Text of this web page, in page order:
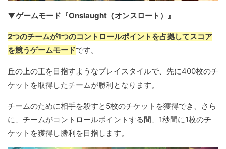
▼ゲームモード『Onslaught（オンスロート）』
2つのチームが1つのコントロールポイントを占拠してスコア
を競うゲームモードです。
丘の上の王を目指すようなプレイスタイルで、先に400枚のチ
ケットを取得したチームが勝利となります。
チームのために相手を殺すと5枚のチケットを獲得でき、さら
に、チームがコントロールポイントする間、1秒間に1枚のチ
ケットを獲得し勝利を目指します。